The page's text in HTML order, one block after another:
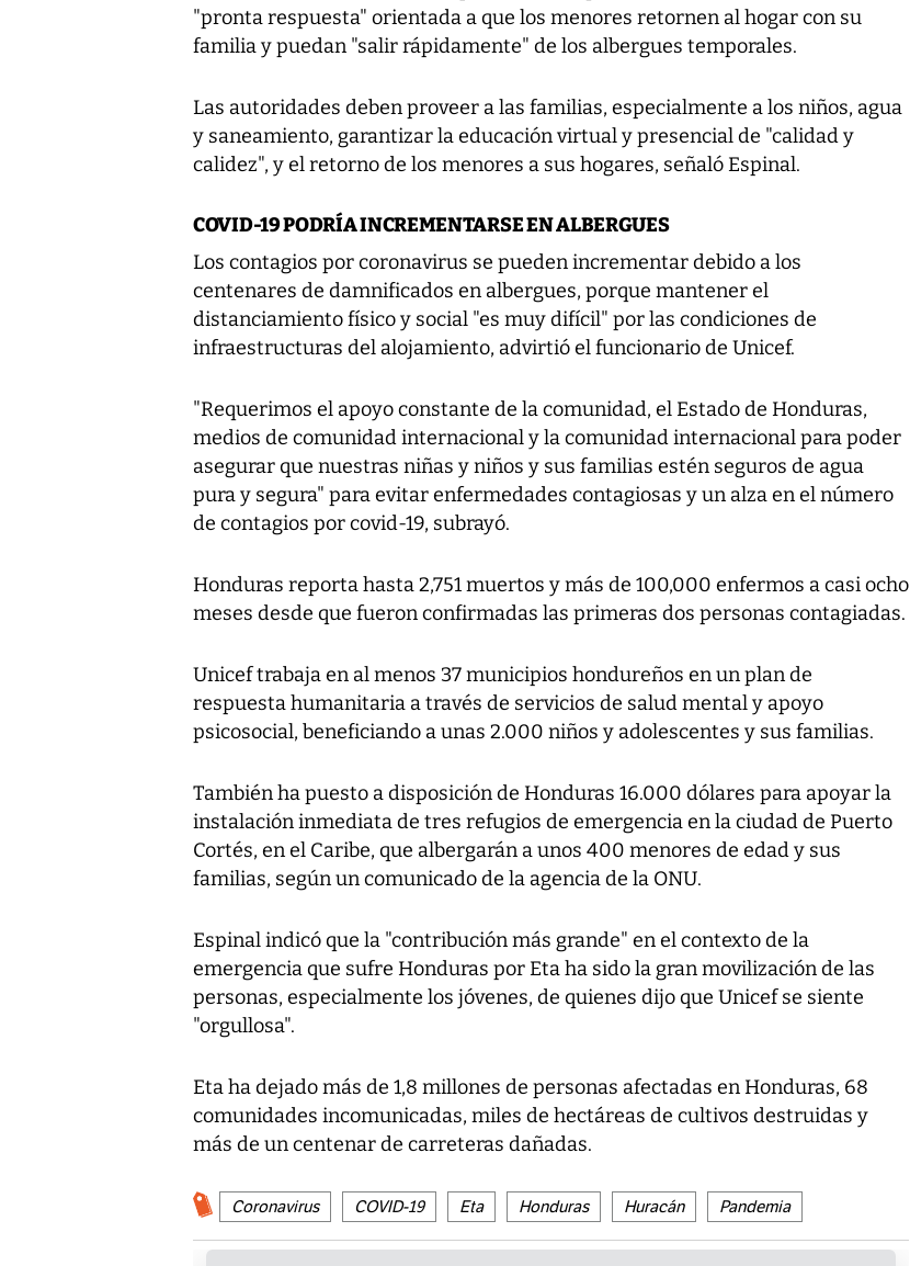
"pronta respuesta" orientada a que los menores retornen al hogar con su
familia y puedan "salir rápidamente" de los albergues temporales.
Las autoridades deben proveer a las familias, especialmente a los niños, agua
y saneamiento, garantizar la educación virtual y presencial de "calidad y
calidez", y el retorno de los menores a sus hogares, señaló Espinal.
COVID-19 PODRÍA INCREMENTARSE EN ALBERGUES
Los contagios por coronavirus se pueden incrementar debido a los
centenares de damnificados en albergues, porque mantener el
distanciamiento físico y social "es muy difícil" por las condiciones de
infraestructuras del alojamiento, advirtió el funcionario de Unicef.
"Requerimos el apoyo constante de la comunidad, el Estado de Honduras,
medios de comunidad internacional y la comunidad internacional para poder
asegurar que nuestras niñas y niños y sus familias estén seguros de agua
pura y segura" para evitar enfermedades contagiosas y un alza en el número
de contagios por covid-19, subrayó.
Honduras reporta hasta 2,751 muertos y más de 100,000 enfermos a casi ocho
meses desde que fueron confirmadas las primeras dos personas contagiadas.
Unicef trabaja en al menos 37 municipios hondureños en un plan de
respuesta humanitaria a través de servicios de salud mental y apoyo
psicosocial, beneficiando a unas 2.000 niños y adolescentes y sus familias.
También ha puesto a disposición de Honduras 16.000 dólares para apoyar la
instalación inmediata de tres refugios de emergencia en la ciudad de Puerto
Cortés, en el Caribe, que albergarán a unos 400 menores de edad y sus
familias, según un comunicado de la agencia de la ONU.
Espinal indicó que la "contribución más grande" en el contexto de la
emergencia que sufre Honduras por Eta ha sido la gran movilización de las
personas, especialmente los jóvenes, de quienes dijo que Unicef se siente
"orgullosa".
Eta ha dejado más de 1,8 millones de personas afectadas en Honduras, 68
comunidades incomunicadas, miles de hectáreas de cultivos destruidas y
más de un centenar de carreteras dañadas.
Coronavirus COVID-19 Eta Honduras Huracán Pandemia